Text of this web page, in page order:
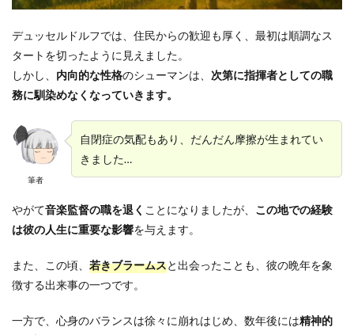
デュッセルドルフでは、住民からの歓迎も厚く、最初は順調なス
タートを切ったように見えました。
しかし、 内向的な性格のシューマンは、 次第に指揮者としての職
務に馴染めなくなっていきます。
筆者
自閉症の気配もあり、だんだん摩擦が生まれてい
きました…
やがて音楽監督の職を退く ことになりましたが、 この地での経験
は彼の人生に重要な影響を与えます。
また、この頃、 若きブラームスと出会ったことも、彼の晩年を象
徴する出来事の一つです。
一方で、心身のバランスは徐々に崩れはじめ、数年後には精神的